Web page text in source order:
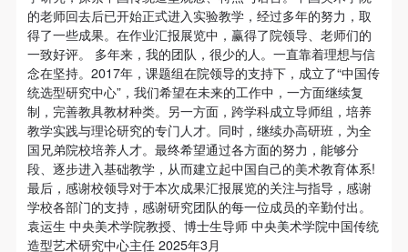
的老师回去后已开始正式进入实验教学，经过多年的努力，取
得了一些成果。在作业汇报展览中，赢得了院领导、老师们的
一致好评。 多年来，我的团队，很少的人。一直靠着理想与信
念在坚持。2017年，课题组在院领导的支持下，成立了“中国传
统选型研究中心”，我们希望在未来的工作中，一方面继续复
制，完善教具教材种类。另一方面，跨学科成立导师组，培养
教学实践与理论研究的专门人才。同时，继续办高研班，为全
国兄弟院校培养人才。最终希望通过各方面的努力，能够分
段、逐步进入基础教学，从而建立起中国自己的美术教育体系!
最后，感谢校领导对于本次成果汇报展览的关注与指导，感谢
学校各部门的支持，感谢研究团队的每一位成员的辛勤付出。
袁运生 中央美术学院教授、博士生导师 中央美术学院中国传统
造型艺术研究中心主任 2025年3月
故，活动中任何非事故当事人及美术馆将不承担人身
事故的任何责任，但有互相援助的义务。参加活动的
成员应当积极主动的组织实施救援工作，但对事故本
身不承担任何法律责任和经济责任。参加本次活动者
的人身安全不负有民事及相关连带责任。
第五条
参加活动者在此次活动期间应主动遵守美术馆活动秩
序、维护美术馆场地及展示、展览、馆藏艺术作品及
衍生品的安全。活动中一旦因个人原因造成美术馆场
故，活动中任何非事故当事人及美术馆将不承担人身
事故的任何责任，但有互相援助的义务。参加活动的
成员应当积极主动的组织实施救援工作，但对事故本
身不承担任何法律责任和经济责任。参加本次活动者
的人身安全不负有民事及相关连带责任。
第五条
参加活动者在此次活动期间应主动遵守美术馆活动秩
序、维护美术馆场地及展示、展览、馆藏艺术作品及
衍生品的安全。活动中一旦因个人原因造成美术馆场
故，活动中任何非事故当事人及美术馆将不承担人身
事故的任何责任，但有互相援助的义务。参加活动的
成员应当积极主动的组织实施救援工作，但对事故本
身不承担任何法律责任和经济责任。参加本次活动者
的人身安全不负有民事及相关连带责任。
第五条
参加活动者在此次活动期间应主动遵守美术馆活动秩
序、维护美术馆场地及展示、展览、馆藏艺术作品及
衍生品的安全。活动中一旦因个人原因造成美术馆场